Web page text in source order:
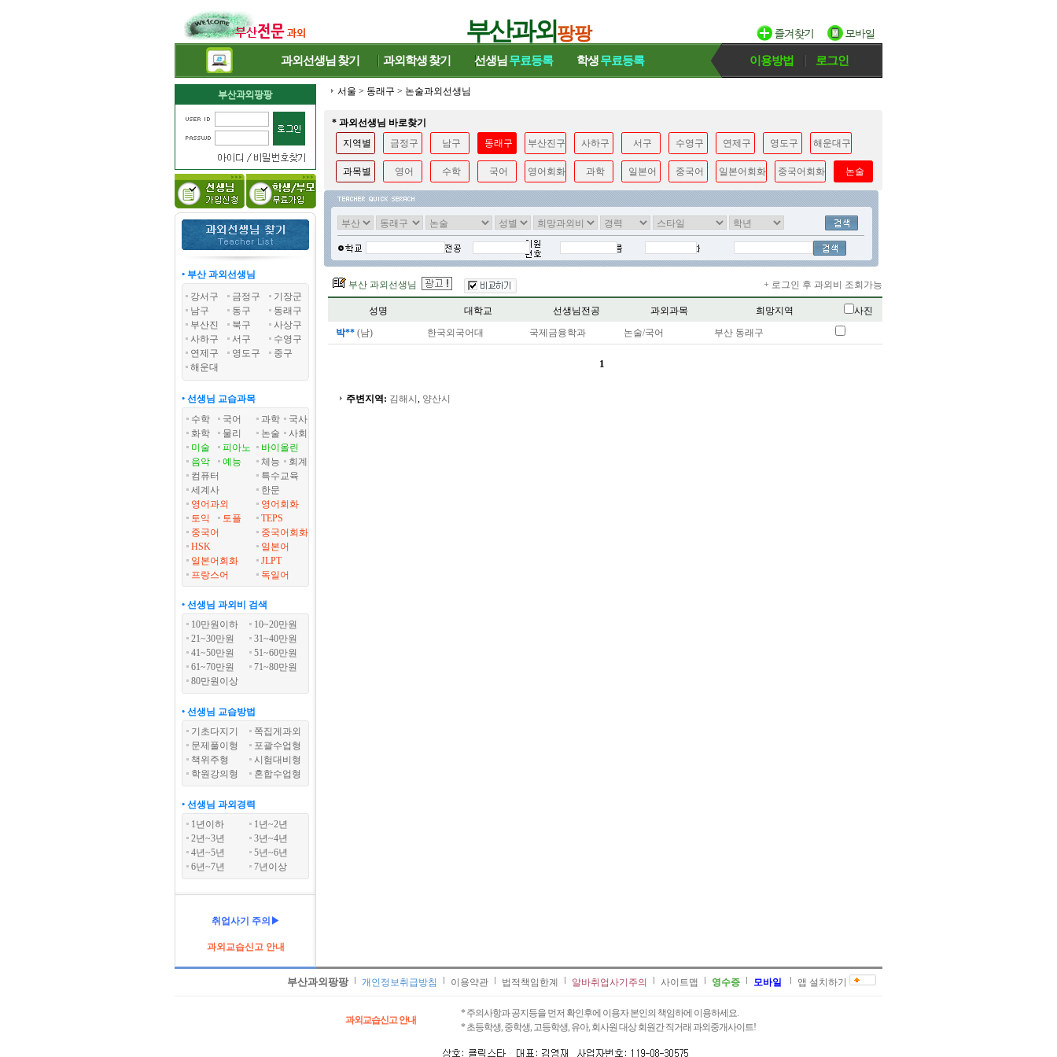
부산과외팡팡
과외선생님 찾기 과외학생찾기 선생님 무료등록 학생무료등록 이용방법 로그인
• 부산 과외선생님
강서구
금정구
기장군
남구
동구
동래구
부산진
북구
사상구
사하구
서구
수영구
연제구
영도구
중구
해운대
• 선생님 교습과목
수학
국어 과학
국사
화학
물리 논술
사회
미술
피아노
바이올린
음악
예능 체능
회계
컴퓨터
특수교육
세계사
한문
영어과외
영어회화
토익
토플
TEPS
중국어
중국어회화
HSK
일본어
일본어회화
JLPT
프랑스어
독일어
• 선생님 과외비 검색
10만원이하
10~20만원
21~30만원
31~40만원
41~50만원
51~60만원
61~70만원
71~80만원
80만원이상
• 선생님 교습방법
기초다지기
쪽집게과외
문제풀이형
포괄수업형
책위주형
시험대비형
학원강의형
혼합수업형
• 선생님 과외경력
1년이하
1년~2년
2년~3년
3년~4년
4년~5년
5년~6년
6년~7년
7년이상
취업사기 주의▶
과외교습신고 안내
서울 > 동래구 > 논술과외선생님
* 과외선생님 바로찾기
지역별
금정구 남구 동래구 부산진구 사하구 서구 수영구 연제구 영도구 해운대구
과목별 영어 수학 국어 영어회화 과학 일본어 중국어 일본어회화 중국어회화 논술
부산 과외선생님 + 로그인 후 과외비 조회가능
성명 대학교 선생님전공 과외과목 희망지역
사진
박** (남) 한국외국어대 국제금융학과 논술/국어 부산 동래구
1
주변지역: 김해시 , 양산시
부산과외팡팡 개인정보취급방침 이용약관 법적책임한계 알바취업사기주의 사이트맵 영수증 모바일 앱 설치하기
과외교습신고 안내
* 주의사항과 공지등을 먼저 확인후에 이용자 본인의 책임하에 이용하세요.
* 초등학생, 중학생, 고등학생, 유아, 회사원 대상 회원간 직거래 과외중개사이트!